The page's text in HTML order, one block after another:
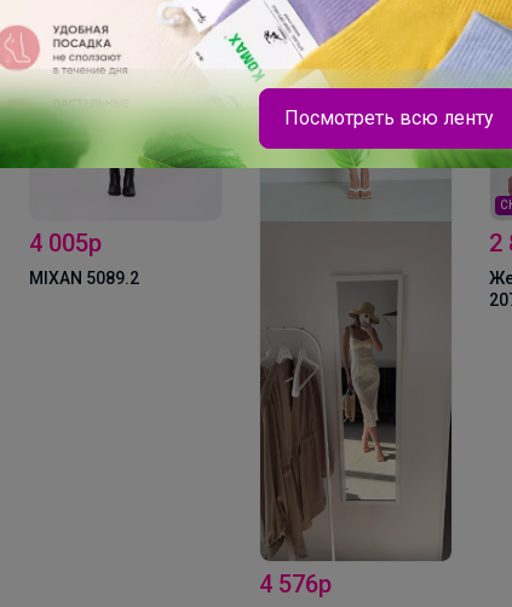
4 005р
MIXAN 5089.2
4 576р
2
Посмотреть всю ленту